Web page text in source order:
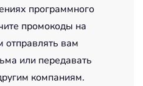
программного
промокоды на
вам
или передавать
компаниям.